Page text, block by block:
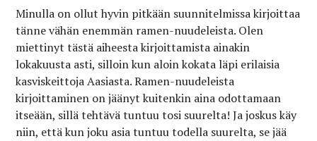
Minulla on ollut hyvin pitkään suunnitelmissa kirjoittaa
tänne vähän enemmän ramen-nuudeleista. Olen
miettinyt tästä aiheesta kirjoittamista ainakin
lokakuusta asti, silloin kun aloin kokata läpi erilaisia
kasviskeittoja Aasiasta. Ramen-nuudeleista
kirjoittaminen on jäänyt kuitenkin aina odottamaan
itseään, sillä tehtävä tuntuu tosi suurelta! Ja joskus käy
niin, että kun joku asia tuntuu todella suurelta, se jää